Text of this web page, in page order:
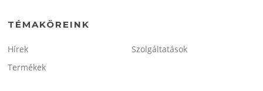
TÉMAKÖREINK
Hírek
Szolgáltatások
Termékek